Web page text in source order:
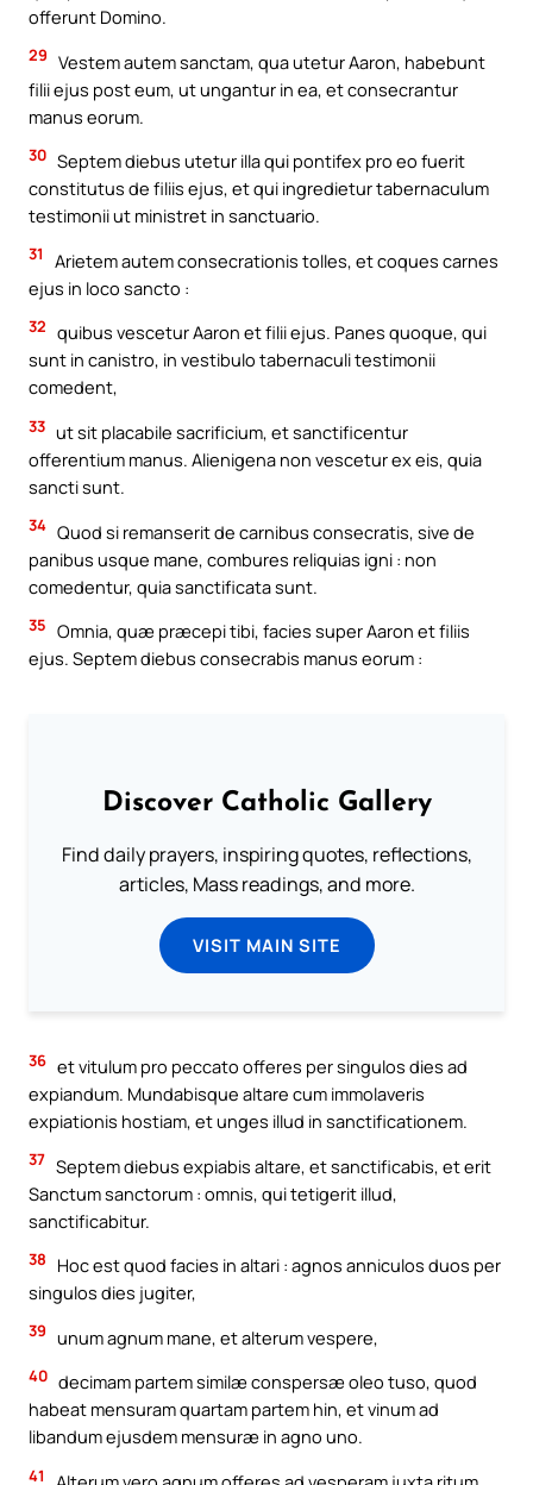
offerunt Domino.
29 Vestem autem sanctam, qua utetur Aaron, habebunt
filii ejus post eum, ut ungantur in ea, et consecrantur
manus eorum.
30 Septem diebus utetur illa qui pontifex pro eo fuerit
constitutus de filiis ejus, et qui ingredietur tabernaculum
testimonii ut ministret in sanctuario.
31
Arietem autem consecrationis tolles, et coques carnes
ejus in loco sancto :
32 quibus vescetur Aaron et filii ejus. Panes quoque, qui
sunt in canistro, in vestibulo tabernaculi testimonii
comedent,
33 ut sit placabile sacrificium, et sanctificentur
offerentium manus. Alienigena non vescetur ex eis, quia
sancti sunt.
34 Quod si remanserit de carnibus consecratis, sive de
panibus usque mane, combures reliquias igni : non
comedentur, quia sanctificata sunt.
35 Omnia, quæ præcepi tibi, facies super Aaron et filiis
ejus. Septem diebus consecrabis manus eorum :
Discover Catholic Gallery
Find daily prayers, inspiring quotes, reflections,
articles, Mass readings, and more.
VISIT MAIN SITE
36 et vitulum pro peccato offeres per singulos dies ad
expiandum. Mundabisque altare cum immolaveris
expiationis hostiam, et unges illud in sanctificationem.
37 Septem diebus expiabis altare, et sanctificabis, et erit
Sanctum sanctorum : omnis, qui tetigerit illud,
sanctificabitur.
38
Hoc est quod facies in altari : agnos anniculos duos per
singulos dies jugiter,
39 unum agnum mane, et alterum vespere,
40 decimam partem similæ conspersæ oleo tuso, quod
habeat mensuram quartam partem hin, et vinum ad
libandum ejusdem mensuræ in agno uno.
41